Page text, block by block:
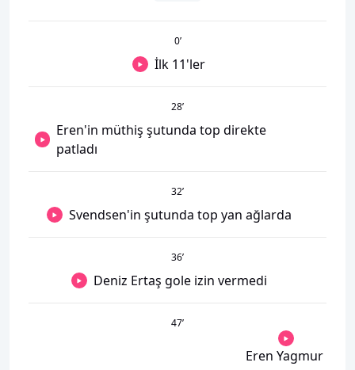
0’
İlk 11'ler
28’
Eren'in müthiş şutunda top direkte
patladı
32’
Svendsen'in şutunda top yan ağlarda
36’
Deniz Ertaş gole izin vermedi
47’
Eren Yagmur